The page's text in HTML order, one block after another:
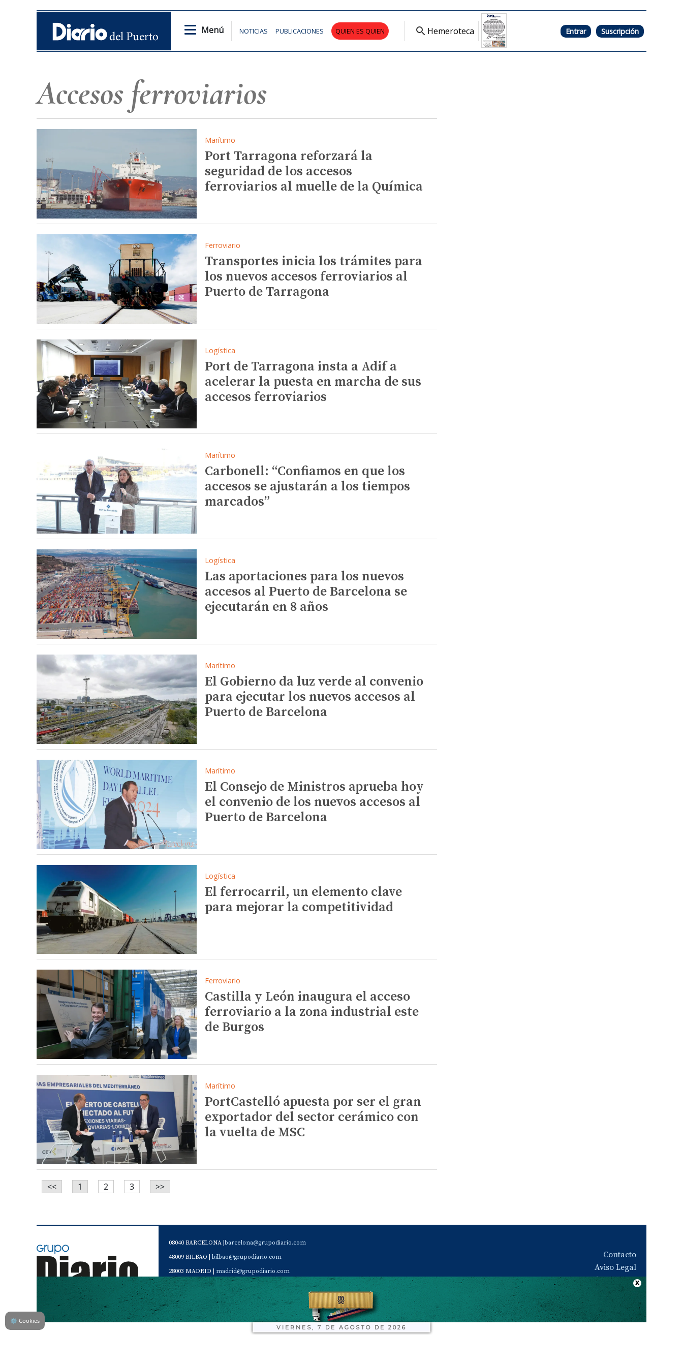
Menú NOTICIAS PUBLICACIONES QUIEN ES QUIEN Hemeroteca Entrar Suscripción
VIERNES, 7 DE AGOSTO DE 2026
Accesos ferroviarios
Marítimo
Port Tarragona reforzará la
seguridad de los accesos
ferroviarios al muelle de la Química
Ferroviario
Transportes inicia los trámites para
los nuevos accesos ferroviarios al
Puerto de Tarragona
Logística
Port de Tarragona insta a Adif a
acelerar la puesta en marcha de sus
accesos ferroviarios
Marítimo
Carbonell: “Confiamos en que los
accesos se ajustarán a los tiempos
marcados”
Logística
Las aportaciones para los nuevos
accesos al Puerto de Barcelona se
ejecutarán en 8 años
Marítimo
El Gobierno da luz verde al convenio
para ejecutar los nuevos accesos al
Puerto de Barcelona
Marítimo
El Consejo de Ministros aprueba hoy
el convenio de los nuevos accesos al
Puerto de Barcelona
Logística
El ferrocarril, un elemento clave
para mejorar la competitividad
Ferroviario
Castilla y León inaugura el acceso
ferroviario a la zona industrial este
de Burgos
Marítimo
PortCastelló apuesta por ser el gran
exportador del sector cerámico con
la vuelta de MSC
<< 1 2 3 >>
08040 BARCELONA | barcelona@grupodiario.com
48009 BILBAO | bilbao@grupodiario.com
28003 MADRID | madrid@grupodiario.com
46120 Alboraya. VALENCIA |
valencia@grupodiario.com
Servicio de Atención al Socio Suscriptor | sas@grupodiario.com
Teléfono de contacto de Diario del Puerto: 96 330 18 32
Contacto
Aviso Legal
Quiénes somos
Política de privacidad
⚙ Cookies